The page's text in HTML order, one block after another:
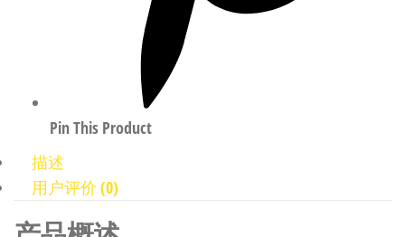
Pin This Product
描述
用户评价 (0)